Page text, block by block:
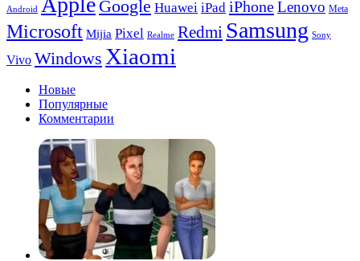
ретро-
стиле
Android Google Huawei iPad iPhoneLenovo Meta
Microsoft Mijia Pixel Realme Redmi Samsung Sony
Vivo Windows Xiaomi
Новые
Популярные
Комментарии